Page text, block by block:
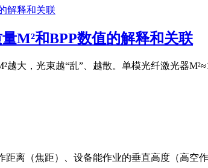
M²和BPP数值的解释和关联
大，光束越“乱”、越散。单模光纤激光器
离（焦距）、设备能作业的垂直高度（高